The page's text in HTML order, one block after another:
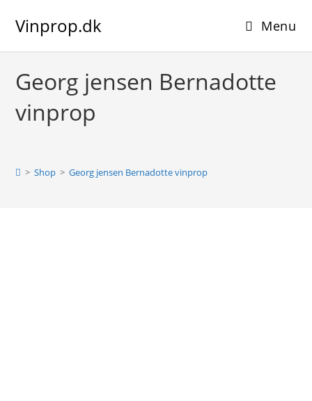
Vinprop.dk Menu
Georg jensen Bernadotte
vinprop
> Shop > Georg jensen Bernadotte vinprop